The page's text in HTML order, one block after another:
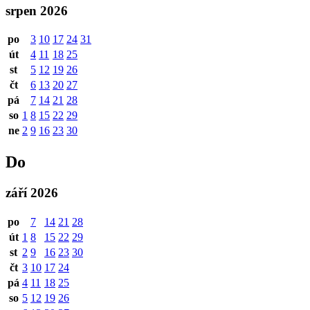
srpen 2026
po 3 10 17 24 31
út
4 11 18 25
st
5 12 19 26
čt
6 13 20 27
pá
7 14 21 28
so 1 8 15 22 29
ne 2 9 16 23 30
Do
září 2026
po 7 14 21 28
út 1 8 15 22 29
st 2 9 16 23 30
čt 3 10 17 24
pá 4 11 18 25
so 5 12 19 26